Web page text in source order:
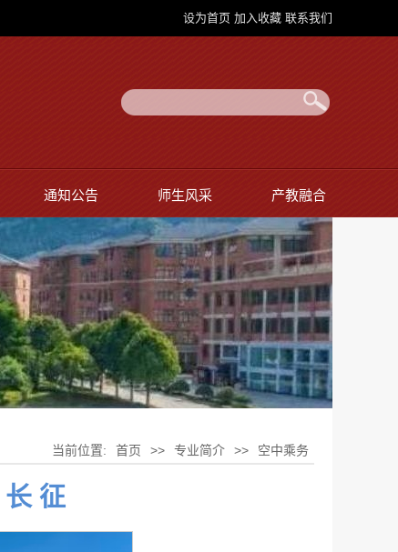
设为首页 加入收藏 联系我们
通知公告 师生风采 产教融合
当前位置: 首页 >> 专业简介 >> 空中乘务
征